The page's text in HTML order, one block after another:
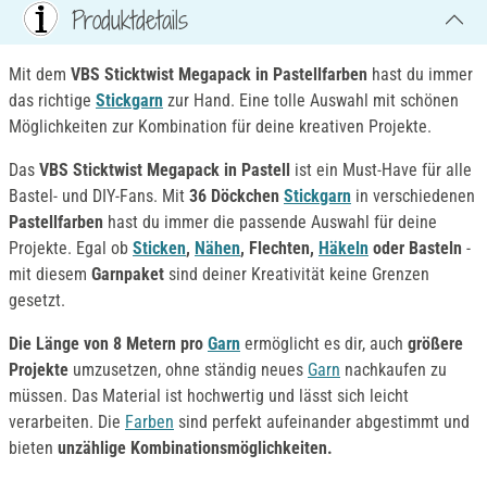
Produktdetails
Mit dem VBS Sticktwist Megapack in Pastellfarben hast du immer
das richtige Stickgarn zur Hand. Eine tolle Auswahl mit schönen
Möglichkeiten zur Kombination für deine kreativen Projekte.
Das VBS Sticktwist Megapack in Pastell ist ein Must-Have für alle
Bastel- und DIY-Fans. Mit 36 Döckchen Stickgarn in verschiedenen
Pastellfarben hast du immer die passende Auswahl für deine
Projekte. Egal ob Sticken, Nähen, Flechten, Häkeln oder Basteln -
mit diesem Garnpaket sind deiner Kreativität keine Grenzen
gesetzt.
Die Länge von 8 Metern pro Garn ermöglicht es dir, auch größere
Projekte umzusetzen, ohne ständig neues Garn nachkaufen zu
müssen. Das Material ist hochwertig und lässt sich leicht
verarbeiten. Die Farben sind perfekt aufeinander abgestimmt und
bieten unzählige Kombinationsmöglichkeiten.